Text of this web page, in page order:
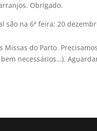
Obrigado.
são na 6ª feira: 20
Missas do Parto.
necessários…).